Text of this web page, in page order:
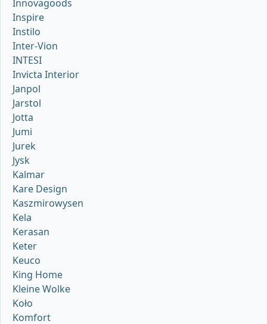
Innovagoods
Inspire
Instilo
Inter-Vion
INTESI
Invicta Interior
Janpol
Jarstol
Jotta
Jumi
Jurek
Jysk
Kalmar
Kare Design
Kaszmirowysen
Kela
Kerasan
Keter
Keuco
King Home
Kleine Wolke
Koło
Komfort